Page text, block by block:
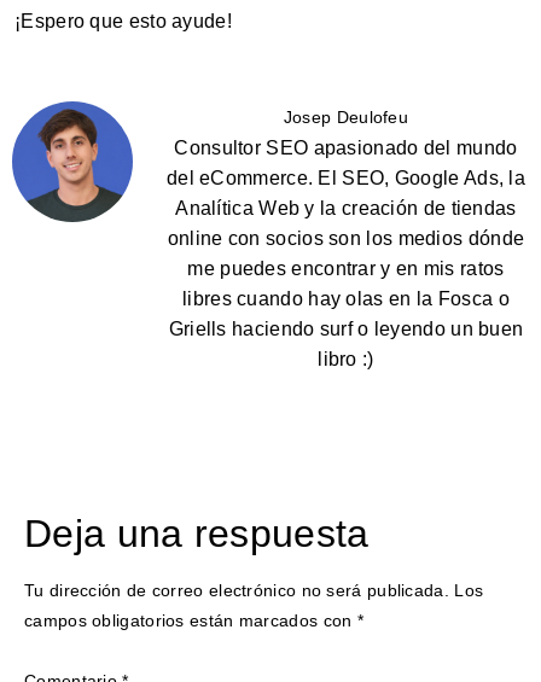
¡Espero que esto ayude!
Josep Deulofeu
Consultor SEO apasionado del mundo
del eCommerce. El SEO, Google Ads, la
Analítica Web y la creación de tiendas
online con socios son los medios dónde
me puedes encontrar y en mis ratos
libres cuando hay olas en la Fosca o
Griells haciendo surf o leyendo un buen
libro :)
Deja una respuesta
Tu dirección de correo electrónico no será publicada.
Los
campos obligatorios están marcados con *